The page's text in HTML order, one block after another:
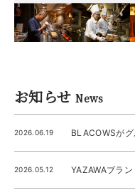
お知らせ News
2026.06.19 BLACOWSが
2026.05.12 YAZAWAブラ